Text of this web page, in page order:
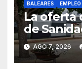
BALEARES EMPLEO
La oferta
de
en 2026
AGO 7, 2026